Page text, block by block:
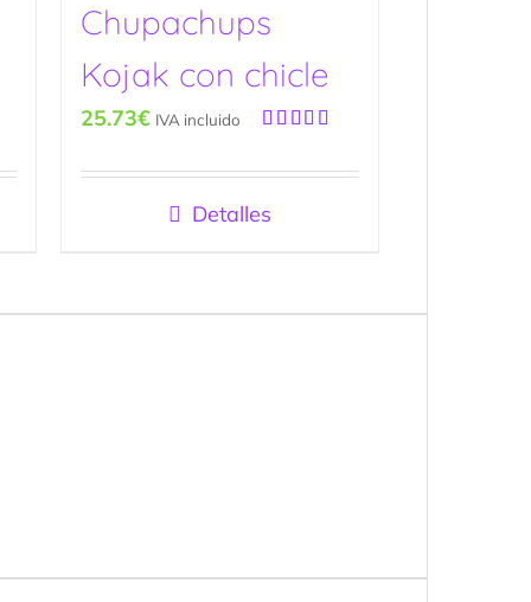
Chupachups
Kojak con chicle
con5.00de
5
25.73€ IVA incluido
Detalles